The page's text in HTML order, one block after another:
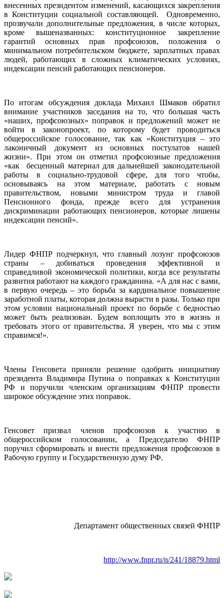
внесенных президентом изменений, касающихся закрепления
в Конституции социальной составляющей. Одновременно,
прозвучали дополнительные предложения, в числе которых,
кроме вышеназванных: конституционное закрепление
гарантий основных прав профсоюзов, положения о
минимальном потребительском бюджете, зарплатных правах
людей, работающих в сложных климатических условиях,
индексации пенсий работающих пенсионеров.
По итогам обсуждения доклада Михаил Шмаков обратил
внимание участников заседания на то, что большая часть
«наших, профсоюзных» поправок и предложений может не
войти в законопроект, по которому будет проводиться
общероссийское голосование, так как «Конституция – это
лаконичный документ из основных постулатов нашей
жизни». При этом он отметил профсоюзные предложения
«как бесценный материал для дальнейшей законодательной
работы в социально-трудовой сфере, для того чтобы,
основываясь на этом материале, работать с новым
правительством, новыми министром труда и главой
Пенсионного фонда, прежде всего для устранения
дискриминации работающих пенсионеров, которые лишены
индексации пенсий».
Лидер ФНПР подчеркнул, что главный лозунг профсоюзов
страны – добиваться проведения эффективной и
справедливой экономической политики, когда все результаты
развития работают на каждого гражданина. «А для нас с вами,
в первую очередь – это борьба за кардинальное повышение
заработной платы, которая должна вырасти в разы. Только при
этом условии национальный проект по борьбе с бедностью
может быть реализован. Будем воплощать это в жизнь и
требовать этого от правительства. Я уверен, что мы с этим
справимся!».
Члены Генсовета приняли решение одобрить инициативу
президента Владимира Путина о поправках к Конституции
РФ и поручили членским организациям ФНПР провести
широкое обсуждение этих поправок.
Генсовет призвал членов профсоюзов к участию в
общероссийском голосовании, а Председателю ФНПР
поручил сформировать и внести предложения профсоюзов в
Рабочую группу и Государственную думу РФ.
Департамент общественных связей ФНПР
http://www.fnpr.ru/n/241/18879.html